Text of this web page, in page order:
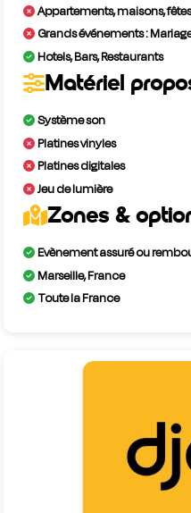
Appartements, maisons,
Grands événements :
Hotels, Bars, Restaurants
Matériel
Système son
Platines vinyles
Platines digitales
Jeu de lumière
Zones &
Evènement assuré ou
Marseille, France
Toute la France